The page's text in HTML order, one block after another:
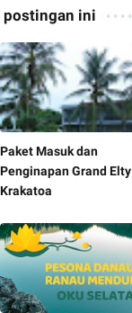
postingan ini
Paket Masuk dan
Penginapan Grand Elty
Krakatoa